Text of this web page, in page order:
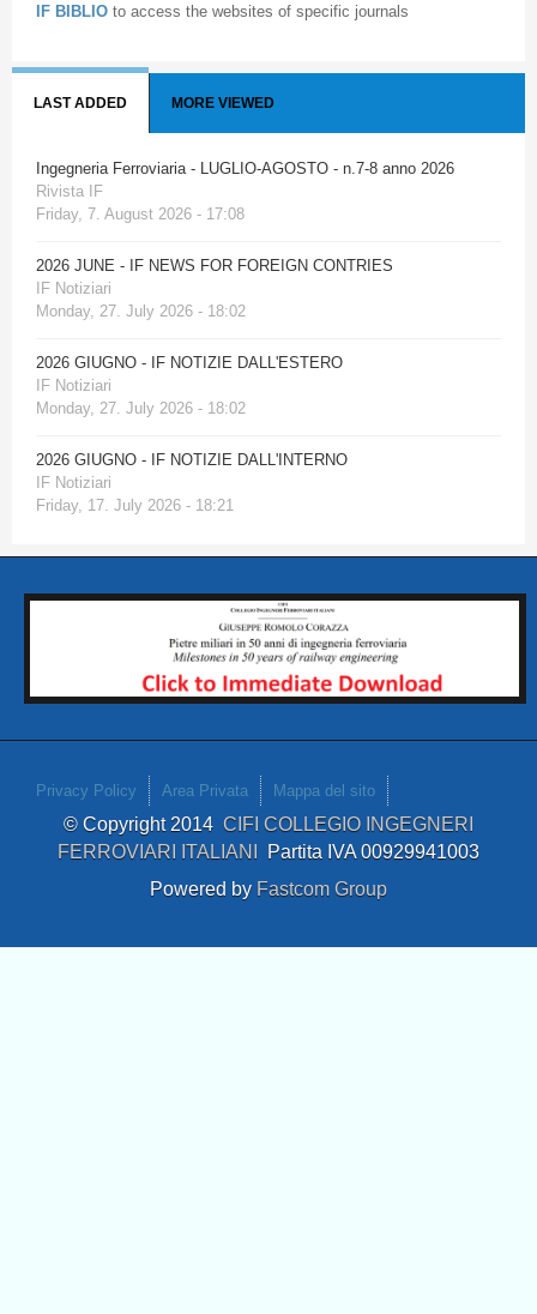
IF BIBLIO to access the websites of specific journals
LAST ADDED MORE VIEWED
Ingegneria Ferroviaria - LUGLIO-AGOSTO - n.7-8 anno 2026
Rivista IF
Friday, 7. August 2026 - 17:08
2026 JUNE - IF NEWS FOR FOREIGN CONTRIES
IF Notiziari
Monday, 27. July 2026 - 18:02
2026 GIUGNO - IF NOTIZIE DALL'ESTERO
IF Notiziari
Monday, 27. July 2026 - 18:02
2026 GIUGNO - IF NOTIZIE DALL'INTERNO
IF Notiziari
Friday, 17. July 2026 - 18:21
Privacy Policy Area Privata Mappa del sito
© Copyright 2014 CIFI COLLEGIO INGEGNERI
FERROVIARI ITALIANI Partita IVA 00929941003
Powered by Fastcom Group